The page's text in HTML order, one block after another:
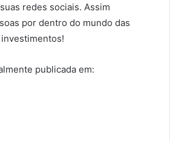
redes sociais. Assim
por dentro do mundo das
publicada em: